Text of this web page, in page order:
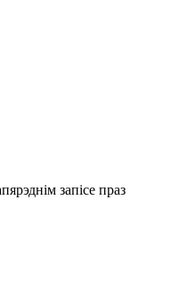
запісе праз